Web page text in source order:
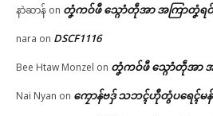
တၚ်ကော်ဆဴတၠဝါဗ္ၚတအ် ညးလဵုမွဲ
လေဝ် ပသောၚ်ကဵုဟွံမာန်ရဟာ …
February 9, 2026
နာဲဆာန် on တၞံကဝ်ဖီ သ္ဂောံတဵုအာ အကြာတၞံရဝ်
nara on DSCF1116
Bee Htaw Monzel on တၞံကဝ်ဖီ သ္ဂောံတဵုအာ
Nai Nyan on ကၠောန်ဗဒှ် သဘၚ်ဟီုတွံပရေၚ်မန်